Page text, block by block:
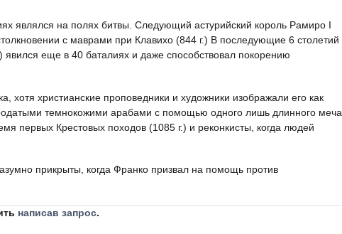
являлся на полях битвы. Следующий астурийский король Рамиро I
с маврами при Клавихо (844 г.) В последующие 6 столетий
еще в 40 баталиях и даже способствовал покорению
хотя христианские проповедники и художники изображали его как
темнокожими арабами с помощью одного лишь длинного меча.
первых Крестовых походов (1085 г.) и реконкисты, когда людей
прикрыты, когда Франко призвал на помощь против
написав запрос.